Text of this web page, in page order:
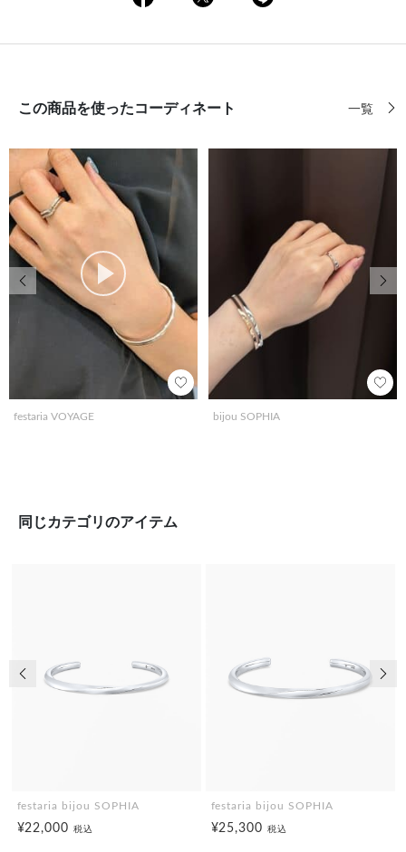
この商品を使ったコーディネート 一覧
festaria VOYAGE bijou SOPHIA
前の画像
同じカテゴリのアイテム
festaria bijou SOPHIA
¥22,000税込
festaria bijou SOPHIA
¥25,300税込
前の画像